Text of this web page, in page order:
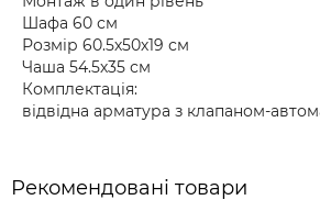
Шафа 60 см
Розмір 60.5х50х19 см
Чаша 54.5х35 см
Комплектація:
відвідна арматура з клапаном-
Рекомендовані товари